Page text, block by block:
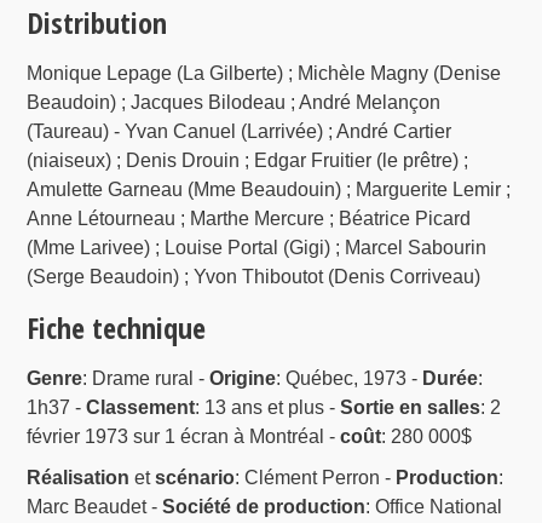
Distribution
Monique Lepage (La Gilberte) ; Michèle Magny (Denise
Beaudoin) ; Jacques Bilodeau ; André Melançon
(Taureau) - Yvan Canuel (Larrivée) ; André Cartier
(niaiseux) ; Denis Drouin ; Edgar Fruitier (le prêtre) ;
Amulette Garneau (Mme Beaudouin) ; Marguerite Lemir ;
Anne Létourneau ; Marthe Mercure ; Béatrice Picard
(Mme Larivee) ; Louise Portal (Gigi) ; Marcel Sabourin
(Serge Beaudoin) ; Yvon Thiboutot (Denis Corriveau)
Fiche technique
Genre: Drame rural -Origine: Québec, 1973 - Durée:
1h37 -Classement: 13 ans et plus -Sortie en salles: 2
février 1973 sur 1 écran à Montréal -coût: 280 000$
Réalisation etscénario: Clément Perron - Production:
Marc Beaudet -Société de production: Office National